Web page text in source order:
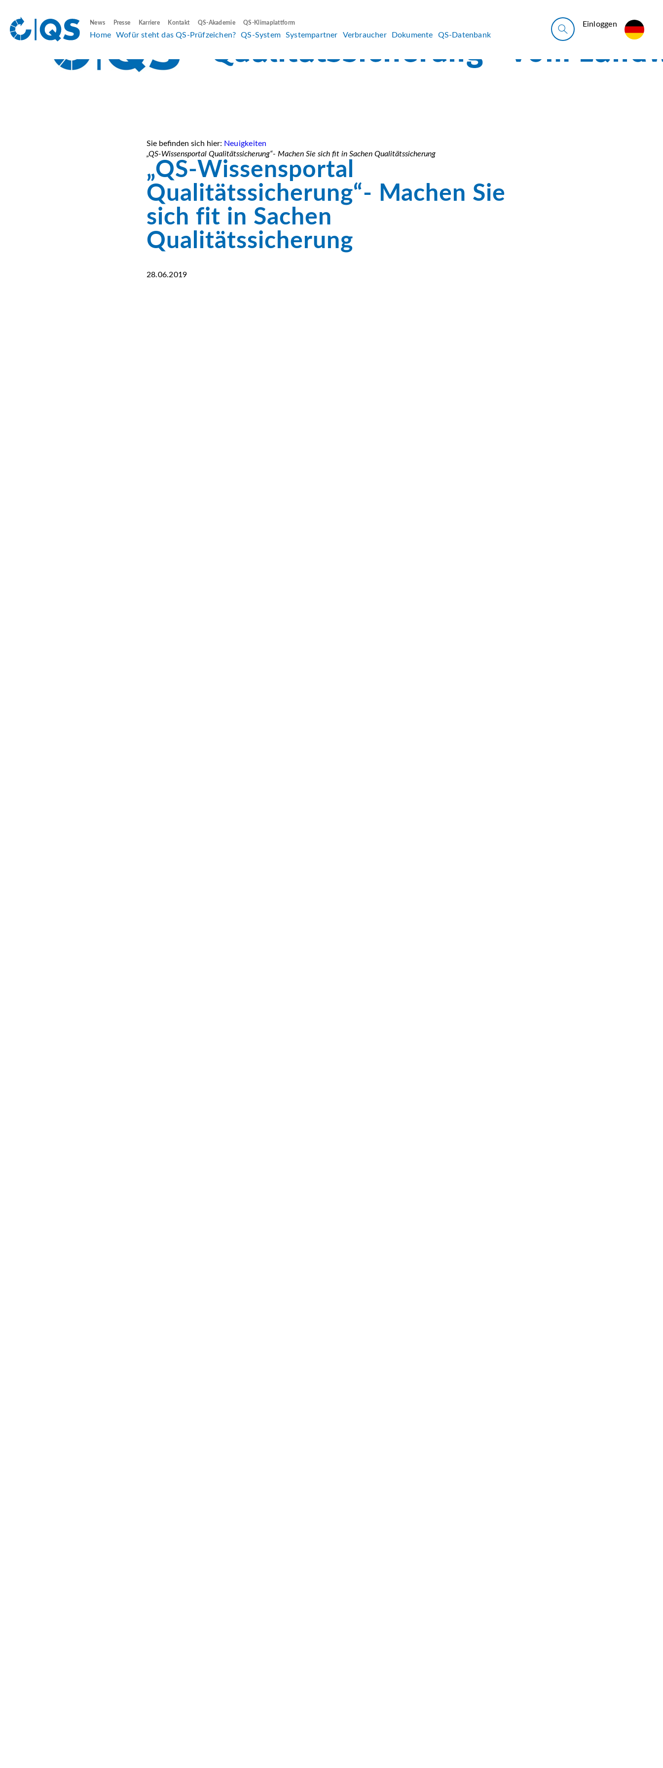
News Presse Karriere Kontakt QS-Akademie QS-Klimaplattform
Home Wofür steht das QS-Prüfzeichen? QS-System Systempartner Verbraucher Dokumente QS-Datenbank
Ein­log­gen
Sie befinden sich hier: Neuigkeiten
„QS-Wissensportal Qualitätssicherung“- Machen Sie sich fit in Sachen Qualitätssicherung
„QS-Wissensportal
Qualitätssicherung“- Machen Sie
sich fit in Sachen
Qualitätssicherung
28.06.2019